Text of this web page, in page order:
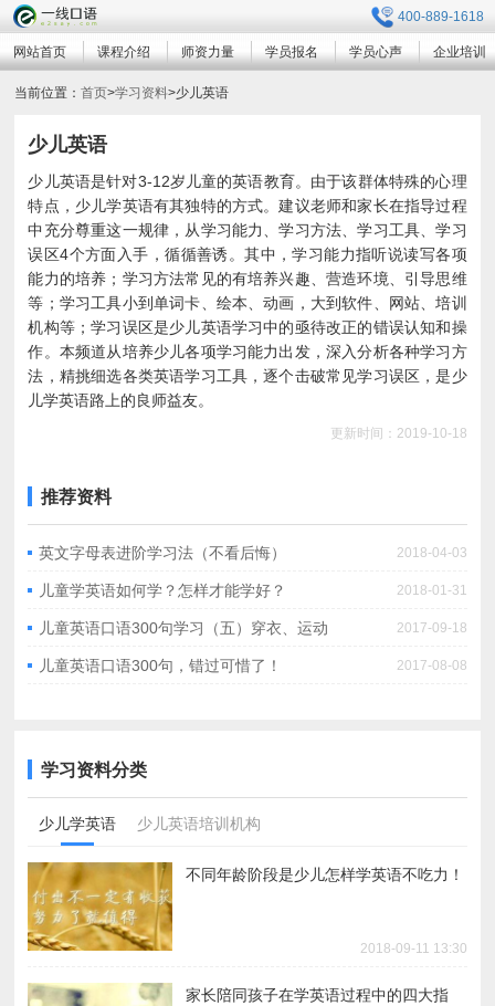
400-889-1618
网站首页 课程介绍 师资力量 学员报名 学员心声 企业培训
当前位置：首页>学习资料>少儿英语
少儿英语
少儿英语是针对3-12岁儿童的英语教育。由于该群体特殊的心理
特点，少儿学英语有其独特的方式。建议老师和家长在指导过程
中充分尊重这一规律，从学习能力、学习方法、学习工具、学习
误区4个方面入手，循循善诱。其中，学习能力指听说读写各项
能力的培养；学习方法常见的有培养兴趣、营造环境、引导思维
等；学习工具小到单词卡、绘本、动画，大到软件、网站、培训
机构等；学习误区是少儿英语学习中的亟待改正的错误认知和操
作。本频道从培养少儿各项学习能力出发，深入分析各种学习方
法，精挑细选各类英语学习工具，逐个击破常见学习误区，是少
儿学英语路上的良师益友。
更新时间：2019-10-18
推荐资料
英文字母表进阶学习法（不看后悔） 2018-04-03
儿童学英语如何学？怎样才能学好？ 2018-01-31
儿童英语口语300句学习（五）穿衣、运动 2017-09-18
儿童英语口语300句，错过可惜了！ 2017-08-08
学习资料分类
少儿学英语 少儿英语培训机构
不同年龄阶段是少儿怎样学英语不吃力！
2018-09-11 13:30
家长陪同孩子在学英语过程中的四大指